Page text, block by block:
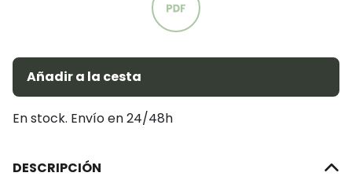
Añadir a la cesta
En stock. Envío en 24/48h
DESCRIPCIÓN